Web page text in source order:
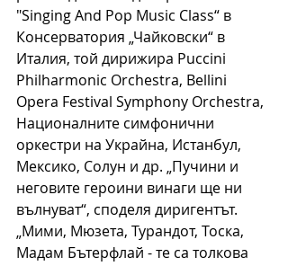
"Singing And Pop Music Class“ в
Консерватория „Чайковски“ в
Италия, той дирижира Puccini
Philharmonic Orchestra, Bellini
Opera Festival Symphony Orchestra,
Националните симфонични
оркестри на Украйна, Истанбул,
Мексико, Солун и др. „Пучини и
неговите героини винаги ще ни
вълнуват“, споделя диригентът.
„Мими, Мюзета, Турандот, Тоска,
Мадам Бътерфлай - те са толкова